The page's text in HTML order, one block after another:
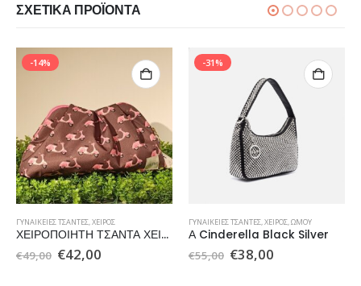
ΣΧΕΤΙΚΆ ΠΡΟΪΌΝΤΑ
-14%
ΓΥΝΑΙΚΕΊΕΣ ΤΣΆΝΤΕΣ,ΧΕΙΡΌΣ
ΧΕΙΡΟΠΟΙΗΤΗ ΤΣΑΝΤΑ ΧΕΙΡΟΣ
€49,00 Original
price
€42,00Η
-31%
ΓΥΝΑΙΚΕΊΕΣ ΤΣΆΝΤΕΣ,ΧΕΙΡΌΣ,ΏΜΟΥ
Α Cinderella Black Silver
€55,00 Original
price
€38,00Η